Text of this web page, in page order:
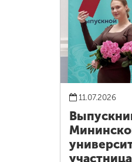
11.07.2026